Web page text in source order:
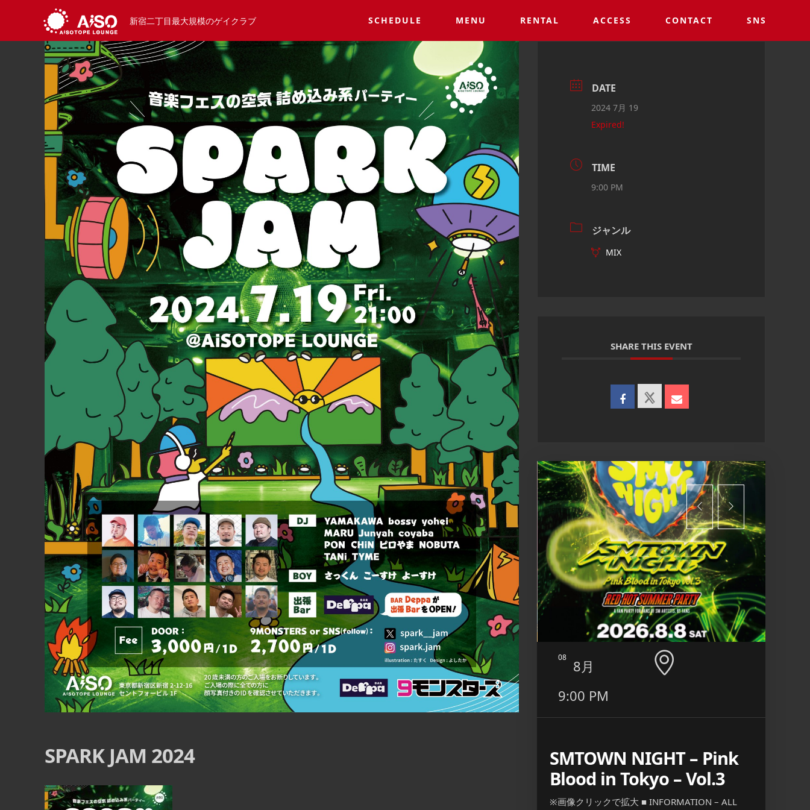
新宿二丁目最大規模のゲイクラブ SCHEDULE MENU RENTAL ACCESS CONTACT SNS
SPARK JAM 2024
DATE
2024 7月 19
Expired!
TIME
9:00 PM
ジャンル
MIX
SHARE THIS EVENT
アウ
12
8月
8:00 PM
日本歌謡酒場 二代目ヒロ
■ INFORMATION – SUB FLOOR – [入場制限] MIX
8月
9:00 PM
08
8月
9:00 PM
SMTOWN NIGHT – Pink
Blood in Tokyo – Vol.3
※画像クリックで拡大 ■ INFORMATION – ALL